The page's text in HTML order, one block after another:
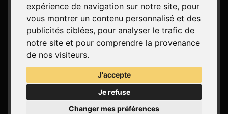
expérience de navigation sur notre site, pour
vous montrer un contenu personnalisé et des
publicités ciblées, pour analyser le trafic de
notre site et pour comprendre la provenance
de nos visiteurs.
J'accepte
Je refuse
Changer mes préférences
Panier(vide)
Aucun produit
Livraison gratuite !
Livraison